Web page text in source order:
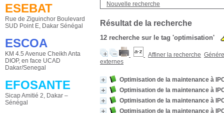
Nouvelle recherche
Résultat de la recherche
12 recherche sur le tag 'optimisation'
Affiner la recherche
externes
Optimisation de la maintenance à
Optimisation de la maintenance à
Optimisation de la maintenance à
Optimisation de la maintenance à
ESEBAT
Rue de Ziguinchor Boulevard
SUD Point E, Dakar Sénégal
ESCOA
KM 4.5 Avenue Cheikh Anta
DIOP, en face UCAD
Dakar/Senegal
EFOSANTE
Sicap Amitié 2, Dakar –
Sénégal